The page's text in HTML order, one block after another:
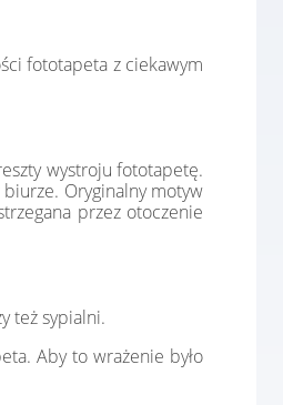
fototapeta z ciekawym
wystroju fototapetę.
Oryginalny motyw
przez otoczenie
też sypialni.
Aby to wrażenie było